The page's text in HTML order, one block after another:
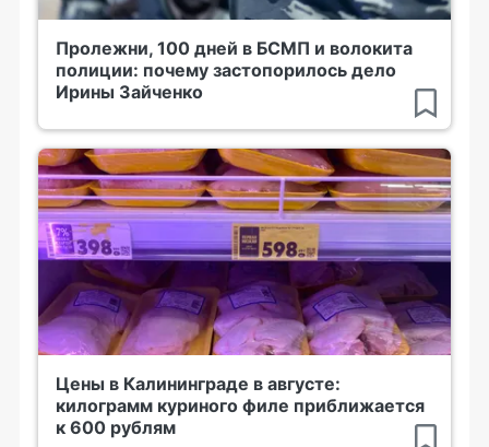
Пролежни, 100 дней в БСМП и волокита
полиции: почему застопорилось дело
Ирины Зайченко
Цены в Калининграде в августе:
килограмм куриного филе приближается
к 600 рублям